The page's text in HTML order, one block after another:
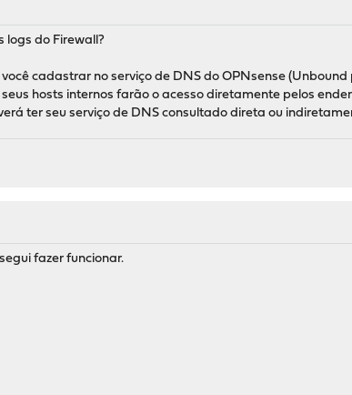
logs do Firewall?
cadastrar no serviço de DNS do OPNsense
hosts internos farão o acesso diretamente pelos
ter seu serviço de DNS consultado direta ou
fazer funcionar.